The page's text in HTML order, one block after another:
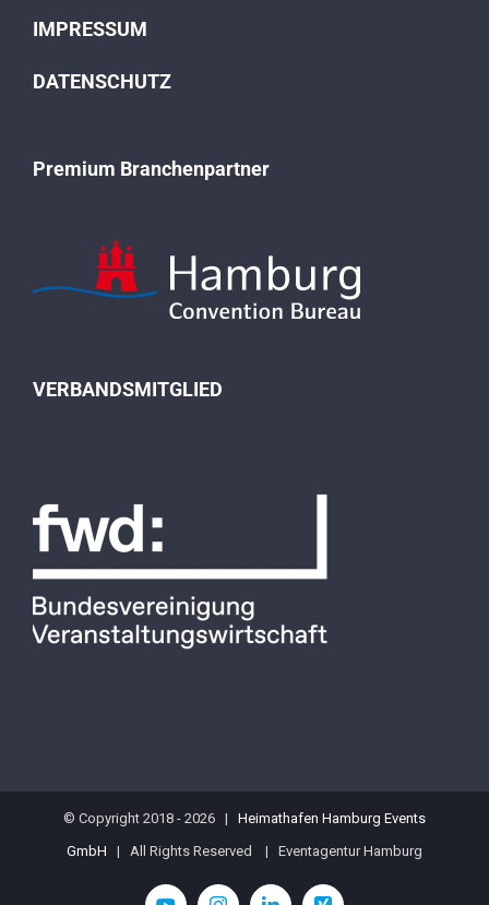
IMPRESSUM
DATENSCHUTZ
Premium Branchenpartner
VERBANDSMITGLIED
© Copyright 2018 - 2026 | Heimathafen Hamburg Events
GmbH | All Rights Reserved | Eventagentur Hamburg